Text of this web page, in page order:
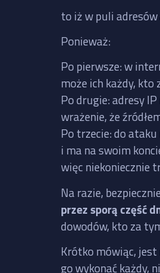
to iż w puli
Ponieważ:
Po pierwsze: w
może ich każdy,
Po drugie: adresy
wrażenie, że
Po trzecie: do
i ma na swoim
więc niekoniecznie
Na razie,
przez sporą część
dowodów, kto za
Krótko mówiąc, jest
go wykonać każdy,